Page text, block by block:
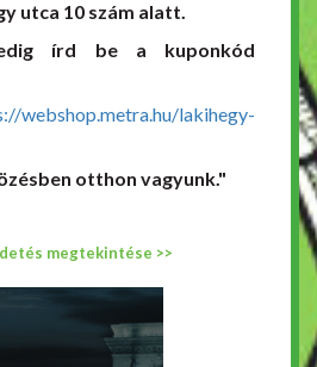
utca 10 szám alatt.
írd be a kuponkód
webshop.metra.hu/lakihegy-
otthon vagyunk."
megtekintése >>